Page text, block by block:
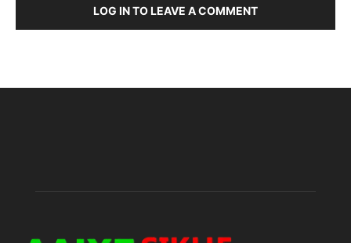
LOG IN TO LEAVE A COMMENT